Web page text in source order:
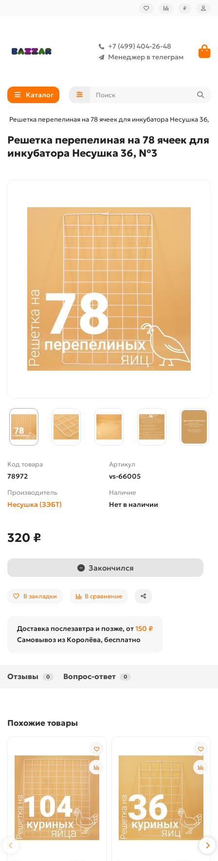
₽
+7 (499) 404-26-48
Менеджер в телеграм
Каталог
Решетка перепелиная на 78 ячеек для инкубатора Несушка 36,
Решетка перепелиная на 78 ячеек для
инкубатора Несушка 36, №3
Код товара
78972
Артикул
vs-66005
Производитель
Несушка (ЗЭБТ)
Наличие
Нет в наличии
320 ₽
Закончился
В закладки В сравнение
Доставка послезавтра и позже, от150 ₽
Самовывоз из Королёва, бесплатно
Отзывы 0 Вопрос-ответ 0
Похожие товары